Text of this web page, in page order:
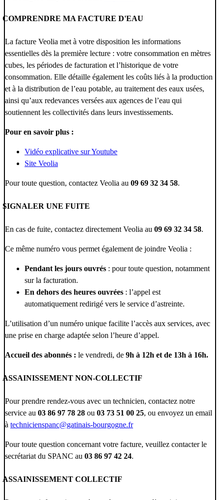
COMPRENDRE MA FACTURE D'EAU
La facture Veolia met à votre disposition les informations
essentielles dès la première lecture : votre consommation en mètres
cubes, les périodes de facturation et l’historique de votre
consommation. Elle détaille également les coûts liés à la production
et à la distribution de l’eau potable, au traitement des eaux usées,
ainsi qu’aux redevances versées aux agences de l’eau qui
soutiennent les collectivités dans leurs investissements.
Pour en savoir plus :
Vidéo explicative sur Youtube
Site Veolia
Pour toute question, contactez Veolia au 09 69 32 34 58.
SIGNALER UNE FUITE
En cas de fuite, contactez directement Veolia au 09 69 32 34 58.
Ce même numéro vous permet également de joindre Veolia :
Pendant les jours ouvrés : pour toute question, notamment
sur la facturation.
En dehors des heures ouvrées : l’appel est
automatiquement redirigé vers le service d’astreinte.
L’utilisation d’un numéro unique facilite l’accès aux services, avec
une prise en charge adaptée selon l’heure d’appel.
Accueil des abonnés : le vendredi, de 9h à 12h et de 13h à 16h.
ASSAINISSEMENT NON-COLLECTIF
Pour prendre rendez-vous avec un technicien, contactez notre
service au 03 86 97 78 28 ou 03 73 51 00 25, ou envoyez un email
à technicienspanc@gatinais-bourgogne.fr
Pour toute question concernant votre facture, veuillez contacter le
secrétariat du SPANC au 03 86 97 42 24.
ASSAINISSEMENT COLLECTIF